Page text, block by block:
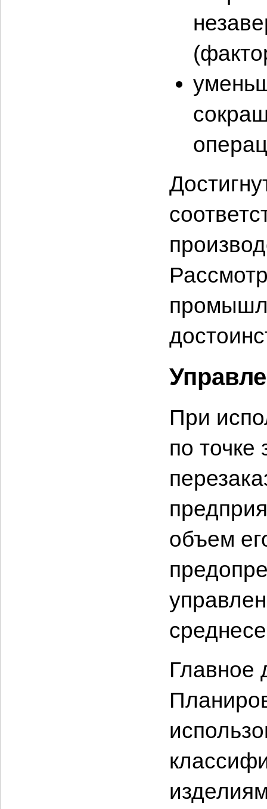
При
по точке
объем
Главное